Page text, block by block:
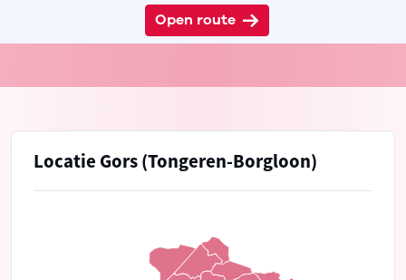
Open route
Locatie Gors (Tongeren-Borgloon)